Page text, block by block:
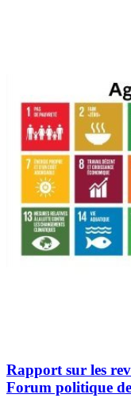
Rapport sur les
Forum politique